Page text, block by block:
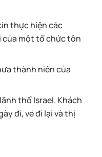
thực hiện các
của một tổ chức tôn
thành niên của
thổ Israel. Khách
đi, vé đi lại và thị